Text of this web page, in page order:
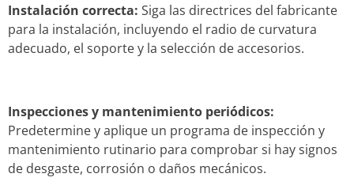
Instalación correcta: Siga las directrices del fabricante
para la instalación, incluyendo el radio de curvatura
adecuado, el soporte y la selección de accesorios.
Inspecciones y mantenimiento periódicos:
Predetermine y aplique un programa de inspección y
mantenimiento rutinario para comprobar si hay signos
de desgaste, corrosión o daños mecánicos.